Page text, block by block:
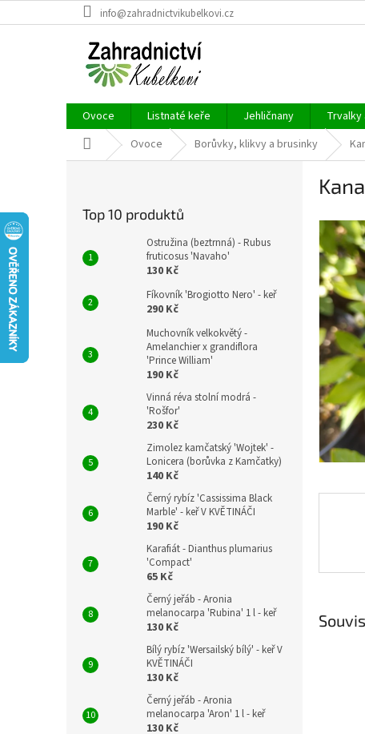
na
info@zahradnictvikubelkovi.cz
Ovoce Listnaté keře Jehličnany Trvalky
Domů Ovoce Borůvky, klikvy a brusinky
Top 10 produktů
Ostružina (beztrnná) - Rubus
fruticosus 'Navaho'
130 Kč
Fíkovník 'Brogiotto Nero' - keř
290 Kč
Muchovník velkokvětý -
Amelanchier x grandiflora
'Prince William'
190 Kč
Vinná réva stolní modrá -
'Rošfor'
230 Kč
Zimolez kamčatský 'Wojtek' -
Lonicera (borůvka z Kamčatky)
140 Kč
Černý rybíz 'Cassissima Black
Marble' - keř V KVĚTINÁČI
190 Kč
Karafiát - Dianthus plumarius
'Compact'
65 Kč
Černý jeřáb - Aronia
melanocarpa 'Rubina' 1 l - keř
130 Kč
Bílý rybíz 'Wersailský bílý' - keř V
KVĚTINÁČI
130 Kč
Černý jeřáb - Aronia
melanocarpa 'Aron' 1 l - keř
130 Kč